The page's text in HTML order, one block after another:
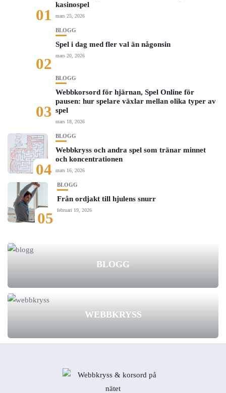
01
kasinospel
mars 25, 2026
02
BLOGG
Spel i dag med fler val än någonsin
mars 20, 2026
03
BLOGG
Webbkorsord för hjärnan, Spel Online för
pausen: hur spelare växlar mellan olika typer av
spel
mars 18, 2026
04
BLOGG
Webbkryss och andra spel som tränar minnet
och koncentrationen
mars 16, 2026
05
BLOGG
Från ordjakt till hjulens snurr
februari 19, 2026
BLOGG
WEBBKRYSS